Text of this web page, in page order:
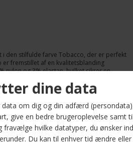
i den stilfulde farve Tobacco, der er perfekt
fremstillet af en kvalitetsblanding
nylon og 3% elastan, hvilket sikrer en
dig frit, samtidig med at den bevarer
brystlomme, der tilføjer et ekstra
Uanset om du skal til en afslappet
vil denne polo være et solidt valg.
3XL og 4XL, så du kan finde den perfekte